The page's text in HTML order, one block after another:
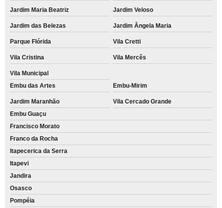
Jardim Maria Beatriz Jardim Veloso
Jardim das Belezas Jardim Ângela Maria
Parque Flórida Vila Cretti
Vila Cristina Vila Mercês
Vila Municipal
Embu das Artes
Embu-Mirim
Jardim Maranhão
Vila Cercado Grande
Embu Guaçu
Francisco Morato
Franco da Rocha
Itapecerica da Serra
Itapevi
Jandira
Osasco
Pompéia